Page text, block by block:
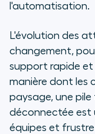
l'automatisation.
L'évolution des
changement,
support rapide et
manière dont les
paysage, une
déconnectée est
équipes et frustre